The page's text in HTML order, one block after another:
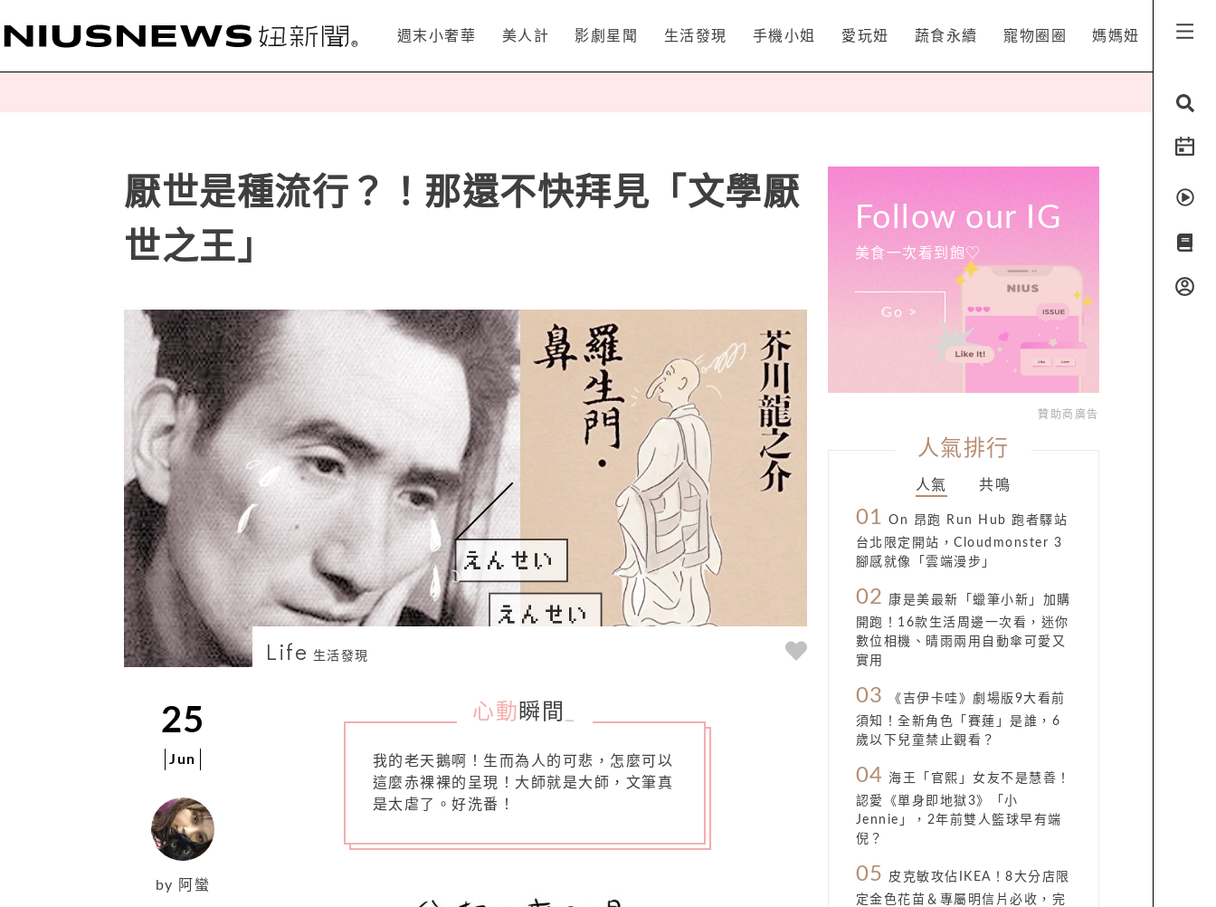
週末小奢華 美人計 影劇星聞 生活發現 手機小姐 愛玩妞 蔬食永續 寵物圈圈 媽媽妞
厭世是種流行？！那還不快拜見「文學厭
世之王」
Life 生活發現
25
Jun
by 阿蠻
心動 瞬間
我的老天鵝啊！生而為人的可悲，怎麼可以
這麼赤裸裸的呈現！大師就是大師，文筆真
是太虐了。好洗番！
Follow our IG
美食一次看到飽♡
Go >
贊助商廣告
人氣排行
人氣 共鳴
01 On 昂跑 Run Hub 跑者驛站
台北限定開站，Cloudmonster 3
腳感就像「雲端漫步」
02
康是美最新「蠟筆小新」加購
開跑！16款生活周邊一次看，迷你
數位相機、晴雨兩用自動傘可愛又
實用
03
《吉伊卡哇》劇場版9大看前
須知！全新角色「賽蓮」是誰，6
歲以下兒童禁止觀看？
04 海王「官熙」女友不是慧善！
認愛《單身即地獄3》「小
Jennie」，2年前雙人籃球早有端
倪？
05
皮克敏攻佔IKEA！8大分店限
定金色花苗＆專屬明信片必收，完